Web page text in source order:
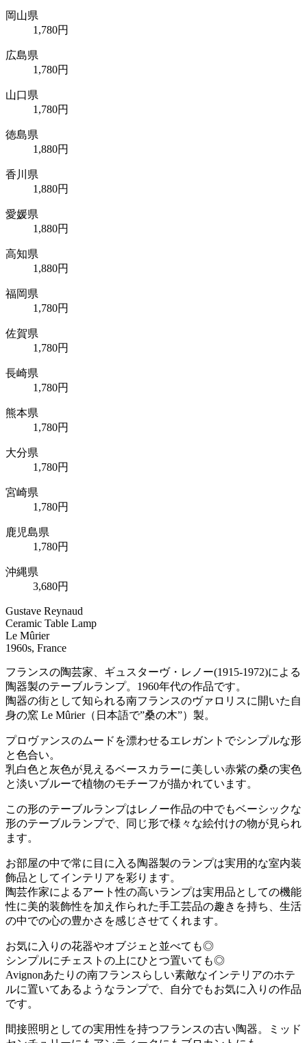
岡山県
1,780円
広島県
1,780円
山口県
1,780円
徳島県
1,880円
香川県
1,880円
愛媛県
1,880円
高知県
1,880円
福岡県
1,780円
佐賀県
1,780円
長崎県
1,780円
熊本県
1,780円
大分県
1,780円
宮崎県
1,780円
鹿児島県
1,780円
沖縄県
3,680円
Gustave Reynaud
Ceramic Table Lamp
Le Mûrier
1960s, France
フランスの陶芸家、ギュスターヴ・レノー(1915-1972)による
陶器製のテーブルランプ。1960年代の作品です。
陶器の街として知られる南フランスのヴァロリスに開いた自
身の窯 Le Mûrier（日本語で”桑の木”）製。
プロヴァンスのムードを漂わせるエレガントでシンプルな形
と色合い。
乳白色と灰色が見えるベースカラーに美しい赤紫の桑の実色
と淡いブルーで植物のモチーフが描かれています。
この形のテーブルランプはレノー作品の中でもベーシックな
形のテーブルランプで、同じ形で様々な絵付けの物が見られ
ます。
お部屋の中で常に目に入る陶器製のランプは実用的な室内装
飾品としてインテリアを彩ります。
陶芸作家によるアート性の高いランプは実用品としての機能
性に美的装飾性を加え作られた手工芸品の趣きを持ち、生活
の中での心の豊かさを感じさせてくれます。
お気に入りの花器やオブジェと並べても◎
シンプルにチェストの上にひとつ置いても◎
Avignonあたりの南フランスらしい素敵なインテリアのホテ
ルに置いてあるようなランプで、自分でもお気に入りの作品
です。
間接照明としての実用性を持つフランスの古い陶器。ミッド